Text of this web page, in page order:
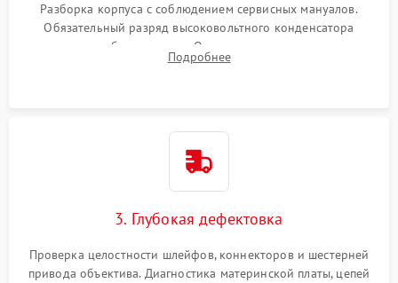
Разборка корпуса с соблюдением сервисных мануалов.
Обязательный разряд высоковольтного конденсатора
вспышки для безопасности. Очистка внутренних узлов от
пыли, песка и следов влаги с помощью спецсредств.
Подробнее
3. Глубокая дефектовка
Проверка целостности шлейфов, коннекторов и шестерней
привода объектива. Диагностика материнской платы, цепей